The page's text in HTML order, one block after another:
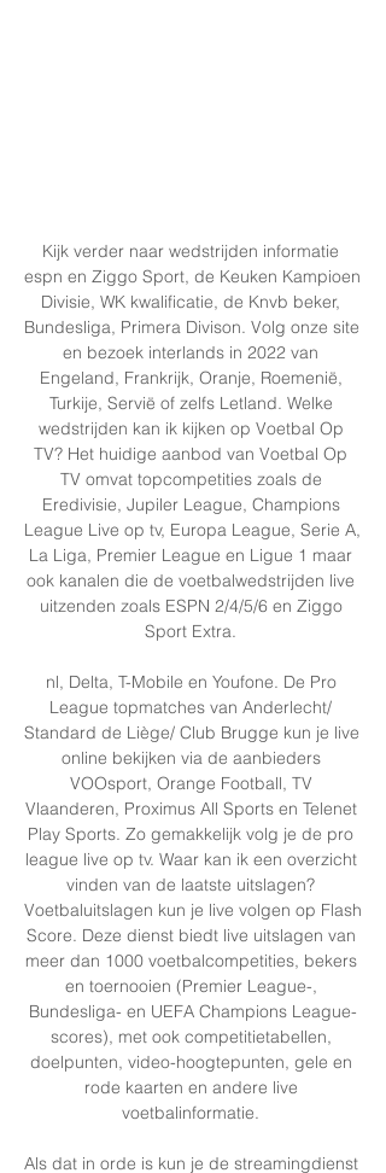
Kijk verder naar wedstrijden informatie
espn en Ziggo Sport, de Keuken Kampioen
Divisie, WK kwalificatie, de Knvb beker,
Bundesliga, Primera Divison. Volg onze site
en bezoek interlands in 2022 van
Engeland, Frankrijk, Oranje, Roemenië,
Turkije, Servië of zelfs Letland. Welke
wedstrijden kan ik kijken op Voetbal Op
TV? Het huidige aanbod van Voetbal Op
TV omvat topcompetities zoals de
Eredivisie, Jupiler League, Champions
League Live op tv, Europa League, Serie A,
La Liga, Premier League en Ligue 1 maar
ook kanalen die de voetbalwedstrijden live
uitzenden zoals ESPN 2/4/5/6 en Ziggo
Sport Extra.
nl, Delta, T-Mobile en Youfone. De Pro
League topmatches van Anderlecht/
Standard de Liège/ Club Brugge kun je live
online bekijken via de aanbieders
VOOsport, Orange Football, TV
Vlaanderen, Proximus All Sports en Telenet
Play Sports. Zo gemakkelijk volg je de pro
league live op tv. Waar kan ik een overzicht
vinden van de laatste uitslagen?
Voetbaluitslagen kun je live volgen op Flash
Score. Deze dienst biedt live uitslagen van
meer dan 1000 voetbalcompetities, bekers
en toernooien (Premier League-,
Bundesliga- en UEFA Champions League-
scores), met ook competitietabellen,
doelpunten, video-hoogtepunten, gele en
rode kaarten en andere live
voetbalinformatie.
Als dat in orde is kun je de streamingdienst